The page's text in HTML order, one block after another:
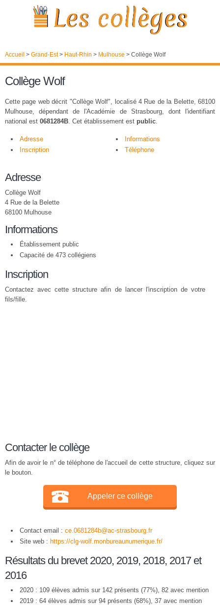
Accueil > Grand-Est> Haut-Rhin > Mulhouse > Collège Wolf
Collège Wolf
Cette page web décrit "Collège Wolf", localisé 4 Rue de la Belette, 68100
Mulhouse, dépendant de l'Académie de Strasbourg, dont l'identifiant
national est 0681284B. Cet établissement est public.
Adresse
Informations
Inscription
Téléphone
Adresse
Collège Wolf
4 Rue de la Belette
68100 Mulhouse
Informations
Établissement public
Capacité de 473 collégiens
Inscription
Contactez avec cette structure afin de lancer l'inscription de votre
fils/fille.
Contacter le collège
Afin de avoir le n° de téléphone de l'accueil de cette structure, cliquez sur
le bouton.
Appeler ce collège
Contact email : ce.0681284b@ac-strasbourg.fr
Site web : https://clg-wolf.monbureaunumerique.fr/
Résultats du brevet 2020, 2019, 2018, 2017 et
2016
2020 : 109 élèves admis sur 142 présents (77%), 82 avec mention
2019 : 64 élèves admis sur 94 présents (68%), 37 avec mention